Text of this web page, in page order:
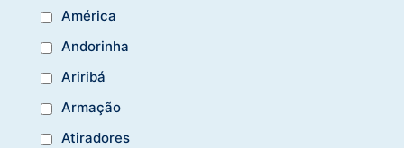
América
Andorinha
Ariribá
Armação
Atiradores